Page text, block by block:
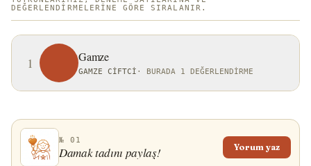
DEĞERLENDIRMELERINE GÖRE SIRALANIR.
1 Gamze
GAMZE CIFTCI · BURADA 1 DEĞERLENDIRME
№ 01
Damak tadını paylaş! Yorum yaz